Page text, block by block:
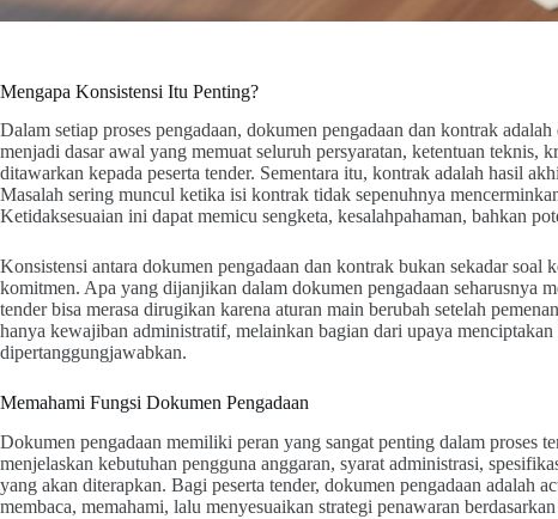
Mengapa Konsistensi Itu Penting?
Dalam setiap proses pengadaan, dokumen pengadaan dan kontrak
menjadi dasar awal yang memuat seluruh persyaratan, ketentuan teknis,
ditawarkan kepada peserta tender. Sementara itu, kontrak adalah hasil
Masalah sering muncul ketika isi kontrak tidak sepenuhnya
Ketidaksesuaian ini dapat memicu sengketa, kesalahpahaman, bahkan
Konsistensi antara dokumen pengadaan dan kontrak bukan sekadar soal
komitmen. Apa yang dijanjikan dalam dokumen pengadaan seharusnya
tender bisa merasa dirugikan karena aturan main berubah setelah
hanya kewajiban administratif, melainkan bagian dari upaya
dipertanggungjawabkan.
Memahami Fungsi Dokumen Pengadaan
Dokumen pengadaan memiliki peran yang sangat penting dalam proses
menjelaskan kebutuhan pengguna anggaran, syarat administrasi,
yang akan diterapkan. Bagi peserta tender, dokumen pengadaan adalah
membaca, memahami, lalu menyesuaikan strategi penawaran